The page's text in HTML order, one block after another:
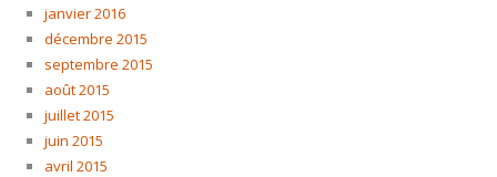
janvier 2016
décembre 2015
septembre 2015
août 2015
juillet 2015
juin 2015
avril 2015